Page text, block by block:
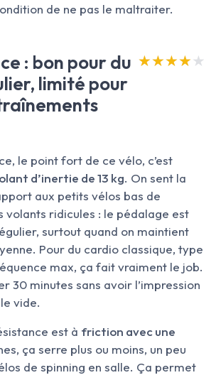
de ne pas le maltraiter.
: bon pour du
limité pour
★★★★★
★★★★★
le point fort de ce vélo, c’est
d’inertie de 13 kg. On sent la
aux petits vélos bas de
volants ridicules : le pédalage est
surtout quand on maintient
Pour du cardio classique, type
max, ça fait vraiment le job.
30 minutes sans avoir l’impression
vide.
est à friction avec une
ça serre plus ou moins, un peu
de spinning en salle. Ça permet